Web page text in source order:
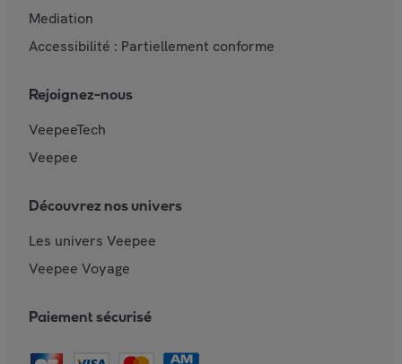
Mediation
Accessibilité : Partiellement conforme
Rejoignez-nous
VeepeeTech
Veepee
Découvrez nos univers
Les univers Veepee
Veepee Voyage
Paiement sécurisé